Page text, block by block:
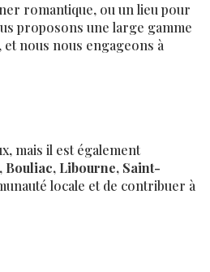
romantique, ou un lieu pour
proposons une large gamme
nous nous engageons à
mais il est également
Bouliac, Libourne, Saint-
locale et de contribuer à